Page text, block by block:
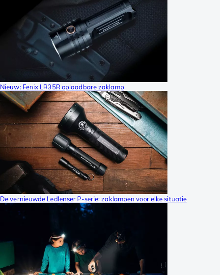
Nieuw: Fenix LR35R oplaadbare zaklamp
De vernieuwde Ledlenser P-serie: zaklampen voor elke situatie